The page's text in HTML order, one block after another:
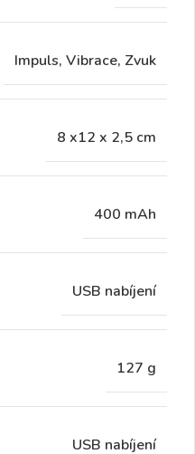
Impuls, Vibrace, Zvuk
8 x12 x 2,5 cm
400 mAh
USB nabíjení
127 g
USB nabíjení